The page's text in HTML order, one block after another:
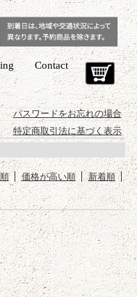
Cart
Contact
パスワードをお忘れの場合
特定商取引法に基づく表示
価格が高い順 新着順